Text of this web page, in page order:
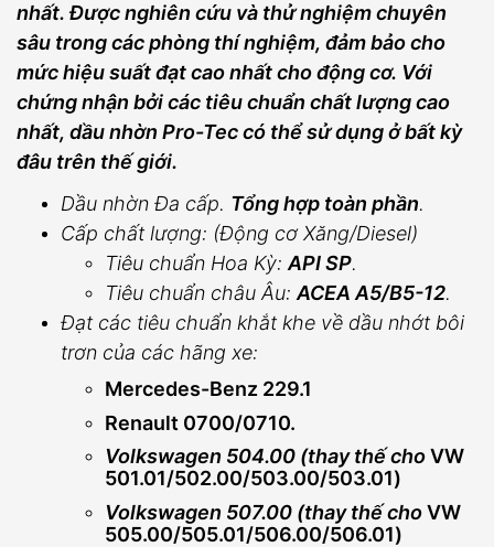
nhất. Được nghiên cứu và thử nghiệm chuyên
sâu trong các phòng thí nghiệm, đảm bảo cho
mức hiệu suất đạt cao nhất cho động cơ. Với
chứng nhận bởi các tiêu chuẩn chất lượng cao
nhất, dầu nhờn Pro-Tec có thể sử dụng ở bất kỳ
đâu trên thế giới.
Dầu nhờn Đa cấp. Tổng hợp toàn phần.
Cấp chất lượng: (Động cơ Xăng/Diesel)
Tiêu chuẩn Hoa Kỳ: API SP.
Tiêu chuẩn châu Âu: ACEA A5/B5-12.
Đạt các tiêu chuẩn khắt khe về dầu nhớt bôi
trơn của các hãng xe:
Mercedes-Benz 229.1
Renault 0700/0710.
Volkswagen 504.00 (thay thế choVW
501.01/502.00/503.00/503.01)
Volkswagen 507.00 (thay thế choVW
505.00/505.01/506.00/506.01)